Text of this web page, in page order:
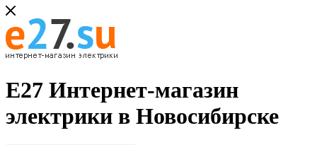
Е27 Интернет-магазин
электрики в Новосибирске